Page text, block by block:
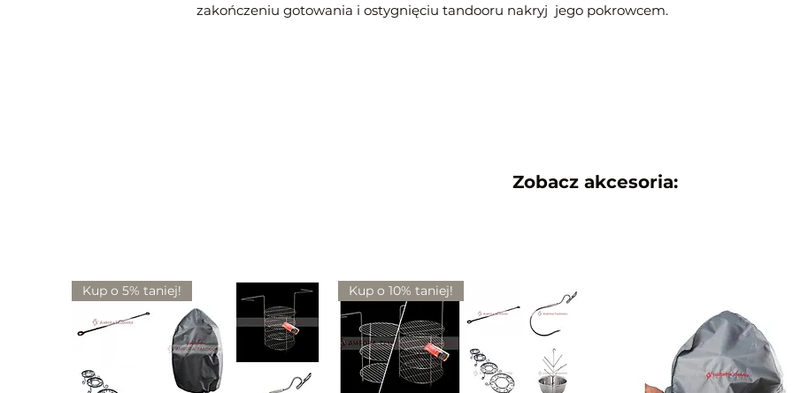
zakończeniu gotowania i ostygnięciu tandooru nakryj jego pokrowcem.
Zobacz akcesoria:
Kup o 5% taniej! Kup o 10% taniej!